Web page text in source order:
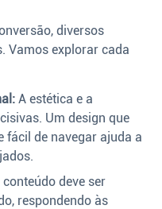
diversos
Vamos explorar cada
A estética e a
Um design que
fácil de navegar ajuda a
conteúdo deve ser
respondendo às